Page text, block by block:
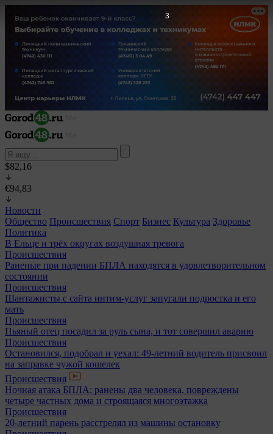
$82,16
€94,83
Новости
Общество Происшествия Спорт Бизнес Культура Здоровье
Политика
В Ельце и трёх округах воздушная тревога
Происшествия
Раненые при падении БПЛА находятся в удовлетворительном
состоянии
Происшествия
Шантажисты с сайта интим-услуг запугали подростка и его
мать
Происшествия
Пьяный отец посадил за руль сына, и тот совершил аварию
Происшествия
Остановился, подобрал и уехал: 49-летний водитель присвоил
на заправке чужой кошелек
Происшествия
Ночная атака БПЛА: ранены два человека, повреждены
четыре частных дома и строящаяся многоэтажка
Происшествия
20-летний парень расстрелял из машины остановку
1